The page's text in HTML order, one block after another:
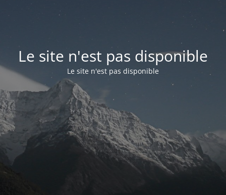
Le site n'est pas disponible
Le site n'est pas disponible